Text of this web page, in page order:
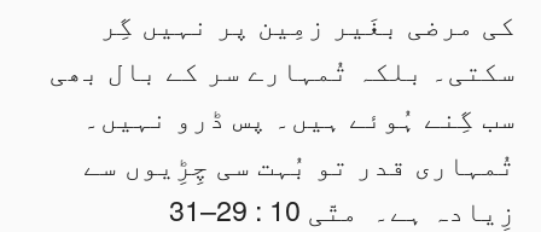
کی مرضی بغَیر زمِین پر نہیں گِر
سکتی۔ بلکہ تُمہارے سر کے بال بھی
سب گِنے ہُوئے ہیں۔ پس ڈرو نہیں۔
تُمہاری قدر تو بُہت سی چِڑِیوں سے
زِیادہ ہے۔ متّی 10 : 29–31